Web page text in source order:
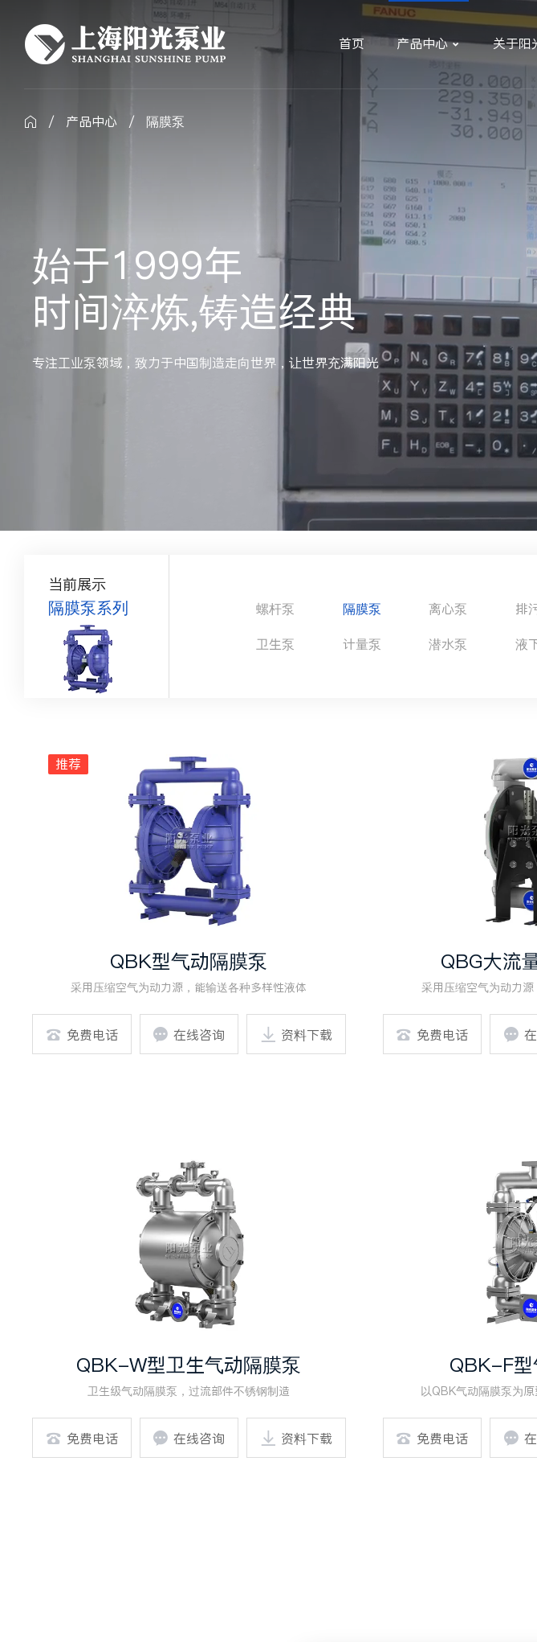
首页 产品中心  关于阳
 / 产品中心 / 隔膜泵
始于1999年
时间淬炼,铸造经典
专注工业泵领域，致力于中国制造走向世界，让世界充满阳光
当前展示
隔膜泵系列 螺杆泵 隔膜泵 离心泵 排
卫生泵
计量泵 潜水泵 液
推荐
QBK型气动隔膜泵
采用压缩空气为动力源，能输送各种多样性液体
 免费电话  在线咨询  资料下载
QBG大流
采用压缩空气为动力
 免费电话 
QBK-W型卫生气动隔膜泵
卫生级气动隔膜泵，过流部件不锈钢制造
 免费电话  在线咨询  资料下载
QBK-F型
以QBK气动隔膜泵为
 免费电话 